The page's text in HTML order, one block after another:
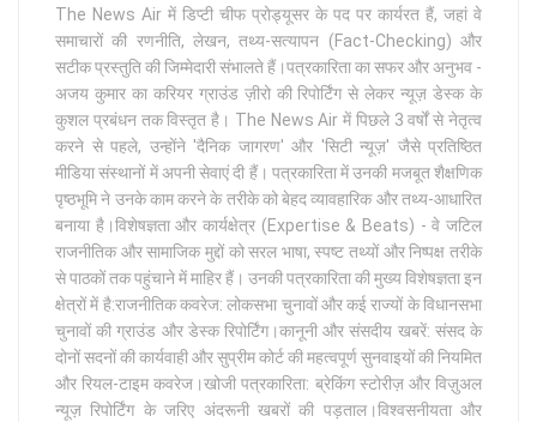
The News Air में डिप्टी चीफ प्रोड्यूसर के पद पर कार्यरत हैं, जहां वे
समाचारों की रणनीति, लेखन, तथ्य-सत्यापन (Fact-Checking) और
सटीक प्रस्तुति की जिम्मेदारी संभालते हैं।पत्रकारिता का सफर और अनुभव -
अजय कुमार का करियर ग्राउंड ज़ीरो की रिपोर्टिंग से लेकर न्यूज़ डेस्क के
कुशल प्रबंधन तक विस्तृत है। The News Air में पिछले 3 वर्षों से नेतृत्व
करने से पहले, उन्होंने 'दैनिक जागरण' और 'सिटी न्यूज़' जैसे प्रतिष्ठित
मीडिया संस्थानों में अपनी सेवाएं दी हैं। पत्रकारिता में उनकी मजबूत शैक्षणिक
पृष्ठभूमि ने उनके काम करने के तरीके को बेहद व्यावहारिक और तथ्य-आधारित
बनाया है।विशेषज्ञता और कार्यक्षेत्र (Expertise & Beats) - वे जटिल
राजनीतिक और सामाजिक मुद्दों को सरल भाषा, स्पष्ट तथ्यों और निष्पक्ष तरीके
से पाठकों तक पहुंचाने में माहिर हैं। उनकी पत्रकारिता की मुख्य विशेषज्ञता इन
क्षेत्रों में है:राजनीतिक कवरेज: लोकसभा चुनावों और कई राज्यों के विधानसभा
चुनावों की ग्राउंड और डेस्क रिपोर्टिंग।कानूनी और संसदीय खबरें: संसद के
दोनों सदनों की कार्यवाही और सुप्रीम कोर्ट की महत्वपूर्ण सुनवाइयों की नियमित
और रियल-टाइम कवरेज।खोजी पत्रकारिता: ब्रेकिंग स्टोरीज़ और विज़ुअल
न्यूज़ रिपोर्टिंग के जरिए अंदरूनी खबरों की पड़ताल।विश्वसनीयता और